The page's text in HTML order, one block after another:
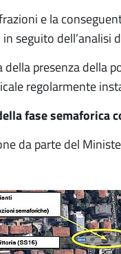
e la
seguito
presenza della
regolarmente
fase semaforica
da parte del